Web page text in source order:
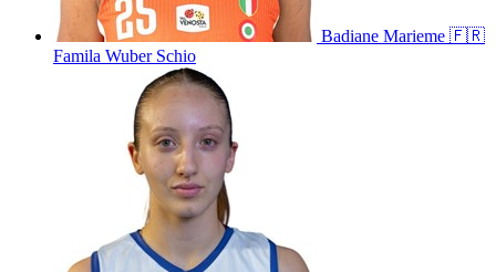
Badiane Marieme 🇫🇷
Famila Wuber Schio